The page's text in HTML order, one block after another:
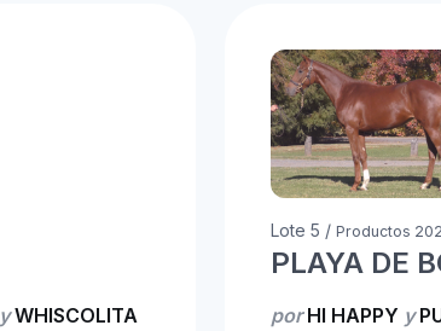
yWHISCOLITA
Lote 5 /Productos
PLAYA DE
porHI HAPPY y